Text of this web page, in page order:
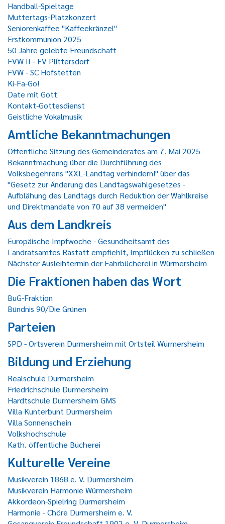
Handball-Spieltage
Muttertags-Platzkonzert
Seniorenkaffee "Kaffeekränzel"
Erstkommunion 2025
50 Jahre gelebte Freundschaft
FVW II - FV Plittersdorf
FVW - SC Hofstetten
Ki-Fa-Go!
Date mit Gott
Kontakt-Gottesdienst
Geistliche Vokalmusik
Amtliche Bekanntmachungen
Öffentliche Sitzung des Gemeinderates am 7. Mai 2025
Bekanntmachung über die Durchführung des
Volksbegehrens "XXL-Landtag verhindern!" über das
"Gesetz zur Änderung des Landtagswahlgesetzes -
Aufblähung des Landtags durch Reduktion der Wahlkreise
und Direktmandate von 70 auf 38 vermeiden"
Aus dem Landkreis
Europäische Impfwoche - Gesundheitsamt des
Landratsamtes Rastatt empfiehlt, Impflücken zu schließen
Nächster Ausleihtermin der Fahrbücherei in Würmersheim
Die Fraktionen haben das Wort
BuG-Fraktion
Bündnis 90/Die Grünen
Parteien
SPD - Ortsverein Durmersheim mit Ortsteil Würmersheim
Bildung und Erziehung
Realschule Durmersheim
Friedrichschule Durmersheim
Hardtschule Durmersheim GMS
Villa Kunterbunt Durmersheim
Villa Sonnenschein
Volkshochschule
Kath. öffentliche Bücherei
Kulturelle Vereine
Musikverein 1868 e. V. Durmersheim
Musikverein Harmonie Würmersheim
Akkordeon-Spielring Durmersheim
Harmonie - Chöre Durmersheim e. V.